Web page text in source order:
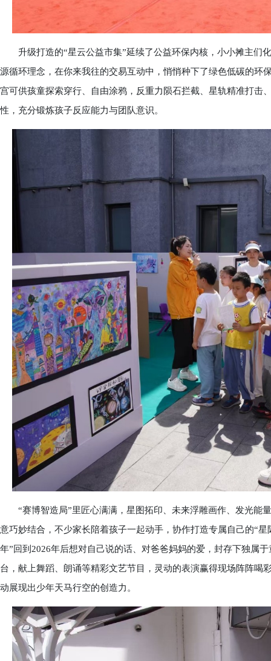
升级打造的“星云公益市集”延续了公益环保内核，小小摊主们
源循环理念，在你来我往的交易互动中，悄悄种下了绿色低碳的环
宫可供孩童探索穿行、自由涂鸦，反重力陨石拦截、星轨精准打击
性，充分锻炼孩子反应能力与团队意识。
“赛博智造局”里匠心满满，星图拓印、未来浮雕画作、发光能
意巧妙结合，不少家长陪着孩子一起动手，协作打造专属自己的“
年”回到2026年后想对自己说的话、对爸爸妈妈的爱，封存下独属
台，献上舞蹈、朗诵等精彩文艺节目，灵动的表演赢得现场阵阵喝
动展现出少年天马行空的创造力。